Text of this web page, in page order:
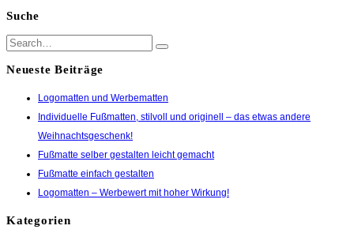
Suche
Neueste Beiträge
Logomatten und Werbematten
Individuelle Fußmatten, stilvoll und originell – das etwas andere
Weihnachtsgeschenk!
Fußmatte selber gestalten leicht gemacht
Fußmatte einfach gestalten
Logomatten – Werbewert mit hoher Wirkung!
Kategorien